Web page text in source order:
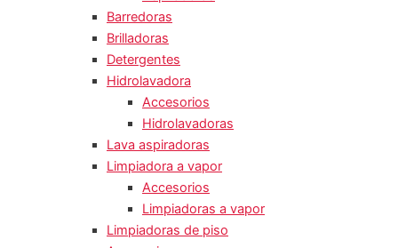
Barredoras
Brilladoras
Detergentes
Hidrolavadora
Accesorios
Hidrolavadoras
Lava aspiradoras
Limpiadora a vapor
Accesorios
Limpiadoras a vapor
Limpiadoras de piso